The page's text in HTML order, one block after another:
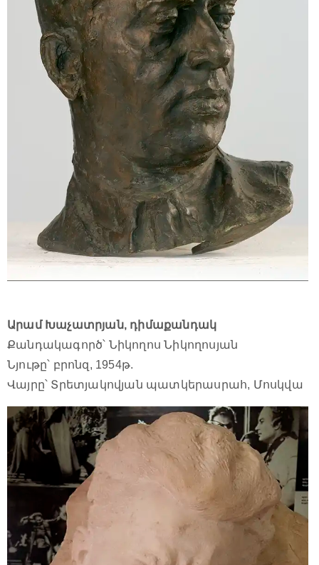
Արամ Խաչատրյան, դիմաքանդակ
Քանդակագործ՝ Նիկողոս Նիկողոսյան
Նյութը՝ բրոնզ, 1954թ.
Վայրը՝ Տրետյակովյան պատկերասրահ, Մոսկվա